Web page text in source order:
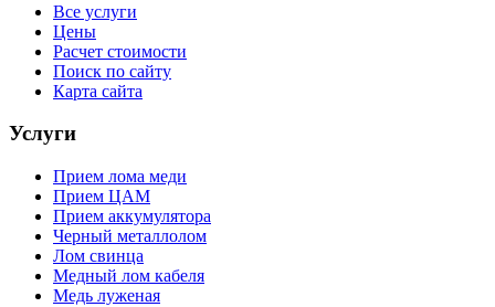
Все услуги
Цены
Расчет стоимости
Поиск по сайту
Карта сайта
Услуги
Прием лома меди
Прием ЦАМ
Прием аккумулятора
Черный металлолом
Лом свинца
Медный лом кабеля
Медь луженая